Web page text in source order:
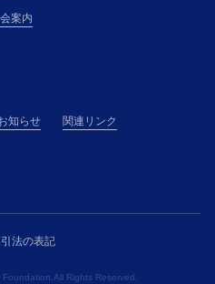
案内
知らせ 関連リンク
法の表記
Rights Reserved.